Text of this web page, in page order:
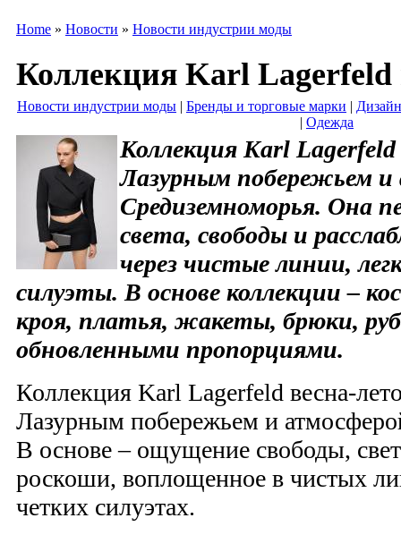
Home » Новости » Новости индустрии моды
Коллекция Karl Lagerfeld
Новости индустрии моды | Бренды и торговые марки |
| Одежда
Коллекция Karl Lagerfeld
Лазурным побережьем
Средиземноморья. Она
света, свободы и
через чистые линии,
силуэты. В основе коллекции –
кроя, платья, жакеты, брюки,
обновленными пропорциями.
Коллекция Karl Lagerfeld весна-
Лазурным побережьем и
В основе – ощущение свободы,
роскоши, воплощенное в чистых
четких силуэтах.